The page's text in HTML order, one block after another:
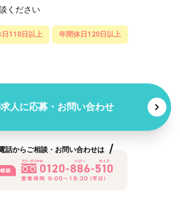
ください
日110日以上 年間休日120日以上
人に応募・お問い合わせ
話からご相談・お問い合わせは